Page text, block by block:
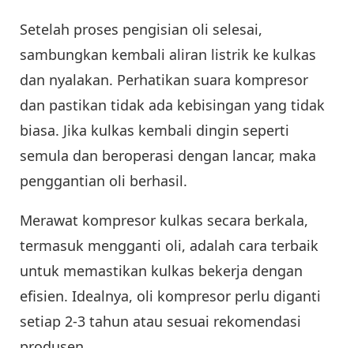
Setelah proses pengisian oli selesai,
sambungkan kembali aliran listrik ke kulkas
dan nyalakan. Perhatikan suara kompresor
dan pastikan tidak ada kebisingan yang tidak
biasa. Jika kulkas kembali dingin seperti
semula dan beroperasi dengan lancar, maka
penggantian oli berhasil.
Merawat kompresor kulkas secara berkala,
termasuk mengganti oli, adalah cara terbaik
untuk memastikan kulkas bekerja dengan
efisien. Idealnya, oli kompresor perlu diganti
setiap 2-3 tahun atau sesuai rekomendasi